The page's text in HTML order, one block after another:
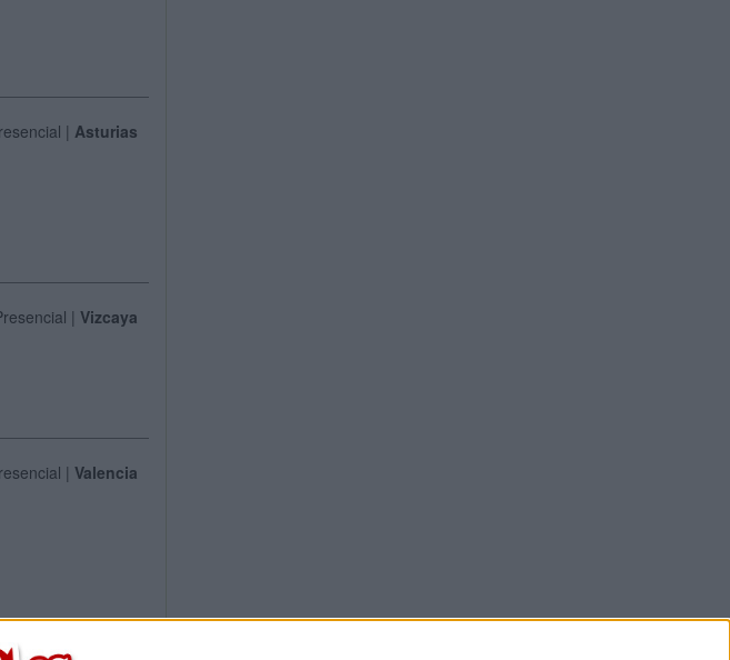
|Asturias
|Vizcaya
|Valencia